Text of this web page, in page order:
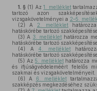
1. § (1) Az1. melléklet
tartozó azon
vizsgakövetelményei a 2–5.
(2) A 2. melléklet
hatáskörébe tartozó
(3) A 3. melléklet határozza
hatáskörébe tartozó
(4) A4. melléklet
hatáskörébe tartozó
(5) Az5. melléklethatározza
és ifjúságvédeleméért felelős
szakmai és vizsgakövetelményeit.
(6) A 6. melléklet
szakképzés megkezdéséhez